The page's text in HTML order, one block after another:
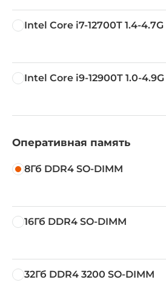
Intel Core i7-12700T 1.4-4.7G
Intel Core i9-12900T 1.0-4.9G
Оперативная память
8Гб DDR4 SO-DIMM
16Гб DDR4 SO-DIMM
32Гб DDR4 3200 SO-DIMM